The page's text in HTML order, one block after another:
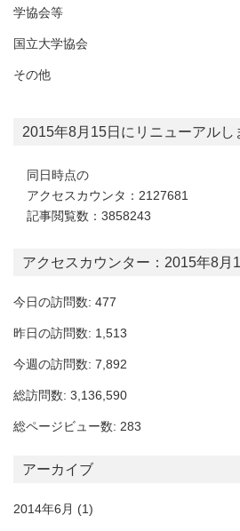
学協会等
国立大学協会
その他
2015年8月15日にリニューアルし
同日時点の
アクセスカウンタ：2127681
記事閲覧数：3858243
アクセスカウンター：2015年8月
今日の訪問数: 477
昨日の訪問数: 1,513
今週の訪問数: 7,892
総訪問数: 3,136,590
総ページビュー数: 283
アーカイブ
2014年6月 (1)